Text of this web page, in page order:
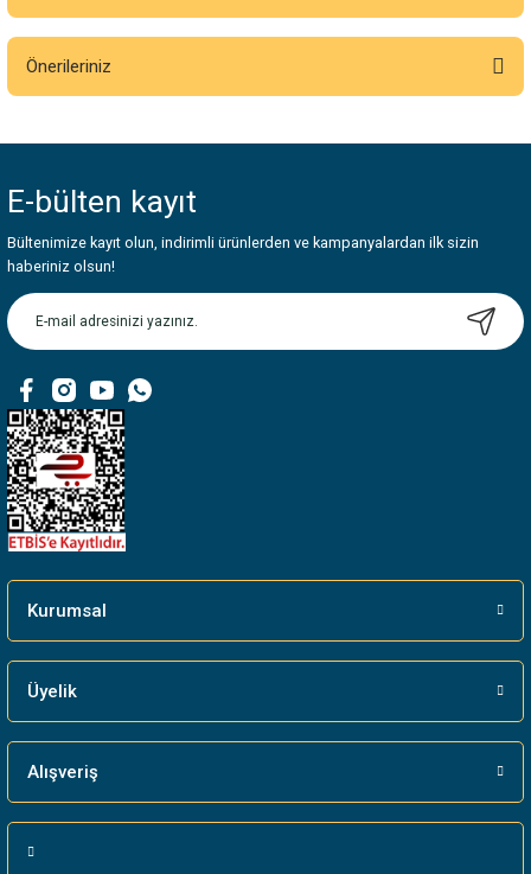
Bu ürüne ilk yorumu siz yapın!
Önerileriniz
Görüş ve önerileriniz için teşekkür ederiz.
Ürün resmi kalitesiz, bozuk veya görüntülenemiyor.
Ürün açıklamasında eksik bilgiler bulunuyor.
Ürün bilgilerinde hatalar bulunuyor.
Bu ürüne benzer farklı alternatifler olmalı.
E-bülten kayıt
Bültenimize kayıt olun, indirimli ürünlerden ve kampanyalardan ilk sizin
haberiniz olsun!
Kurumsal
Üyelik
Alışveriş